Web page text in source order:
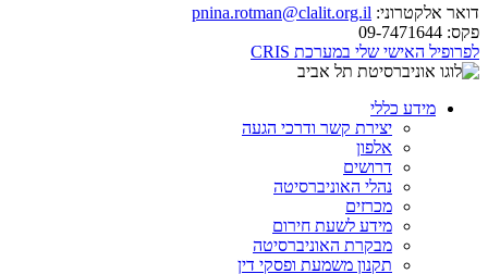
דואר אלקטרוני: pnina.rotman@clalit.org.il
פקס:
לפרופיל האישי שלי במערכת CRIS
מידע כללי
יצירת קשר ודרכי הגעה
אלפון
דרושים
נהלי האוניברסיטה
מכרזים
מידע לשעת חירום
מבקרת האוניברסיטה
תקנון משמעת ופסקי דין